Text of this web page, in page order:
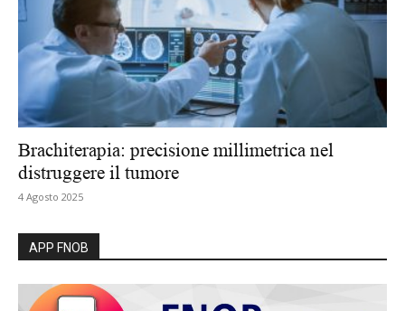
Brachiterapia: precisione millimetrica nel
distruggere il tumore
4 Agosto 2025
APP FNOB